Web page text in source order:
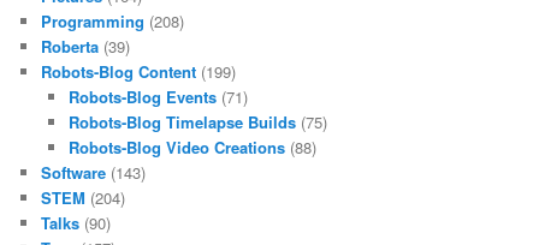
Programming (208)
Roberta (39)
Robots-Blog Content (199)
Robots-Blog Events(71)
Robots-Blog Timelapse Builds(75)
Robots-Blog Video Creations(88)
Software (143)
STEM (204)
Talks (90)